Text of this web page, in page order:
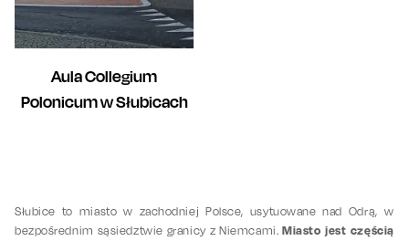
Aula Collegium
Polonicum w Słubicach
Słubice to miasto w zachodniej Polsce, usytuowane nad Odrą, w
bezpośrednim sąsiedztwie granicy z Niemcami.Miasto jest częścią